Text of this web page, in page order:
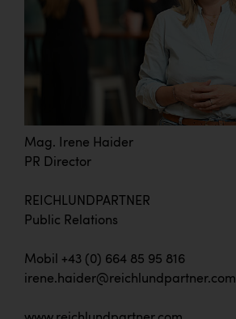
Mag. Irene Haider
PR Director
REICHLUNDPARTNER
Public Relations
Mobil +43 (0) 664 85 95 816
irene.haider@reichlundpartner.com